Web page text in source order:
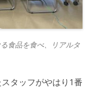
食品を食べ、リアルタ
タッフがやはり1番